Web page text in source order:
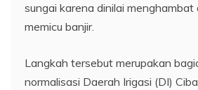
sungai karena dinilai menghambat
memicu banjir.
Langkah tersebut merupakan
normalisasi Daerah Irigasi (DI)